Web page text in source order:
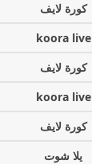
كورة لايف
koora live
كورة لايف
koora live
كورة لايف
يلا شوت